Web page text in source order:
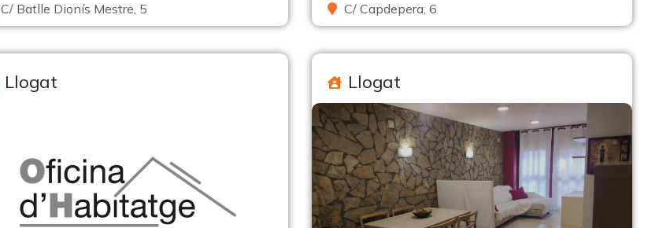
C/ Batlle Dionís Mestre, 5 C/ Capdepera, 6
Llogat Llogat